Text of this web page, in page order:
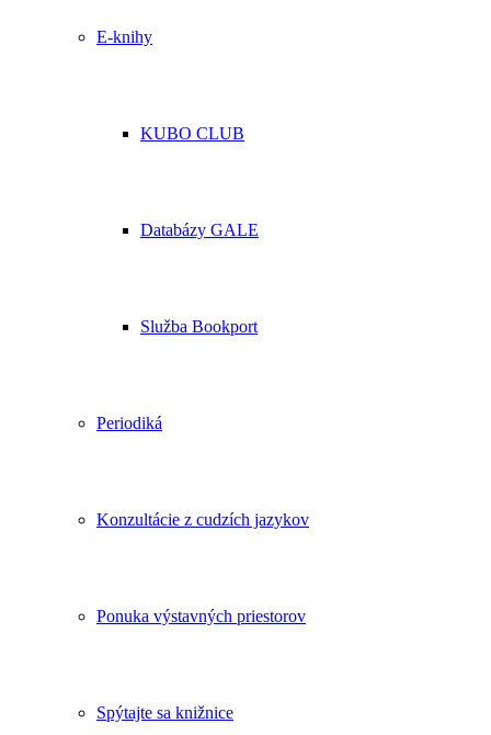
E-knihy
KUBO CLUB
Databázy GALE
Služba Bookport
Periodiká
Konzultácie z cudzích jazykov
Ponuka výstavných priestorov
Spýtajte sa knižnice